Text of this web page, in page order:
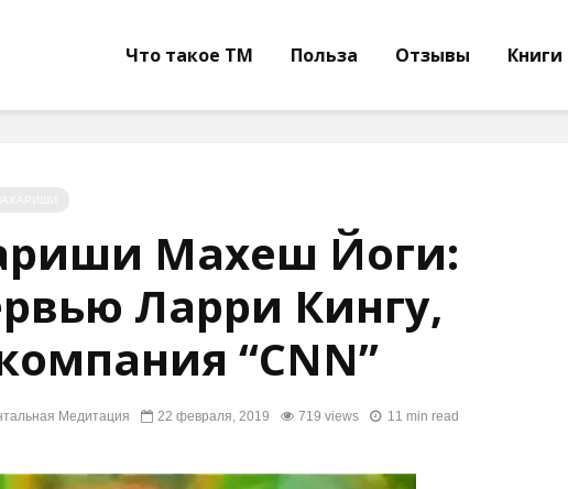
Что такое ТМ Польза Отзывы Книги
Махеш Йоги:
Ларри Кингу,
“CNN”
Медитация 22 февраля, 2019 719 views 11 min read